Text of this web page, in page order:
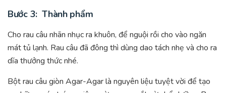
Bước 3: Thành phẩm
Cho rau câu nhãn nhục ra khuôn, để nguội rồi cho vào ngăn
mát tủ lạnh. Rau câu đã đông thì dùng dao tách nhẹ và cho ra
dĩa thưởng thức nhé.
Bột rau câu giòn Agar-Agar là nguyên liệu tuyệt vời để tạo